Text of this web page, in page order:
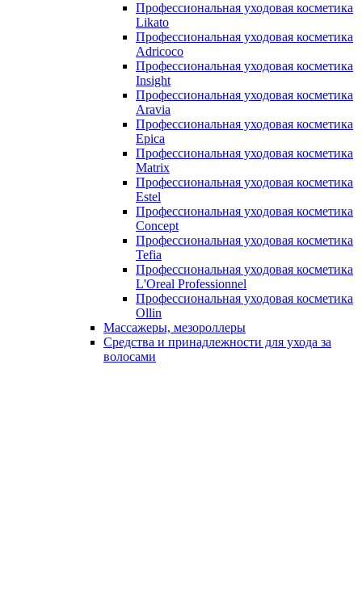
Профессиональная уходовая косметика
Likato
Профессиональная уходовая косметика
Adricoco
Профессиональная уходовая косметика
Insight
Профессиональная уходовая косметика
Aravia
Профессиональная уходовая косметика
Epica
Профессиональная уходовая косметика
Matrix
Профессиональная уходовая косметика
Estel
Профессиональная уходовая косметика
Concept
Профессиональная уходовая косметика
Tefia
Профессиональная уходовая косметика
L'Oreal Professionnel
Профессиональная уходовая косметика
Ollin
Массажеры, мезороллеры
Средства и принадлежности для ухода за
волосами